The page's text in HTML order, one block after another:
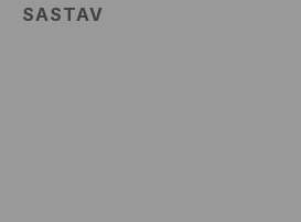
SASTAV